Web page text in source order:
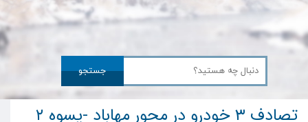
جستجو
تصادف ۳ خودرو در محور مهاباد -پسوه ۲